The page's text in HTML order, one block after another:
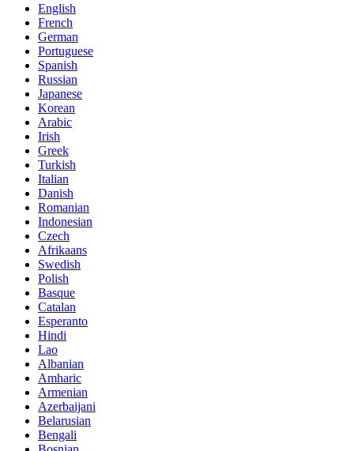
English
French
German
Portuguese
Spanish
Russian
Japanese
Korean
Arabic
Irish
Greek
Turkish
Italian
Danish
Romanian
Indonesian
Czech
Afrikaans
Swedish
Polish
Basque
Catalan
Esperanto
Hindi
Lao
Albanian
Amharic
Armenian
Azerbaijani
Belarusian
Bengali